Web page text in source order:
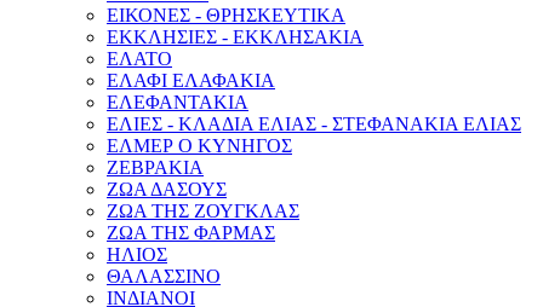
ΕΙΚΟΝΕΣ - ΘΡΗΣΚΕΥΤΙΚΑ
ΕΚΚΛΗΣΙΕΣ - ΕΚΚΛΗΣΑΚΙΑ
ΕΛΑΤΟ
ΕΛΑΦΙ ΕΛΑΦΑΚΙΑ
ΕΛΕΦΑΝΤΑΚΙΑ
ΕΛΙΕΣ - ΚΛΑΔΙΑ ΕΛΙΑΣ - ΣΤΕΦΑΝΑΚΙΑ ΕΛΙΑΣ
ΕΛΜΕΡ Ο ΚΥΝΗΓΟΣ
ΖΕΒΡΑΚΙΑ
ΖΩΑ ΔΑΣΟΥΣ
ΖΩΑ ΤΗΣ ΖΟΥΓΚΛΑΣ
ΖΩΑ ΤΗΣ ΦΑΡΜΑΣ
ΗΛΙΟΣ
ΘΑΛΑΣΣΙΝΟ
ΙΝΔΙΑΝΟΙ